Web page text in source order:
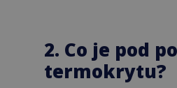
2. Co je pod
termokrytu?